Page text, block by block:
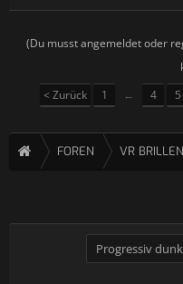
(Du musst angemeldet oder
< Zurück
1 ← 4 5
FOREN VR BRILLEN
Progressiv